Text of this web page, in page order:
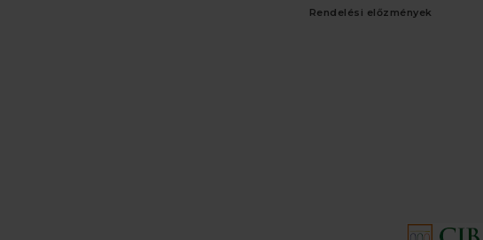
Rendelési előzmények